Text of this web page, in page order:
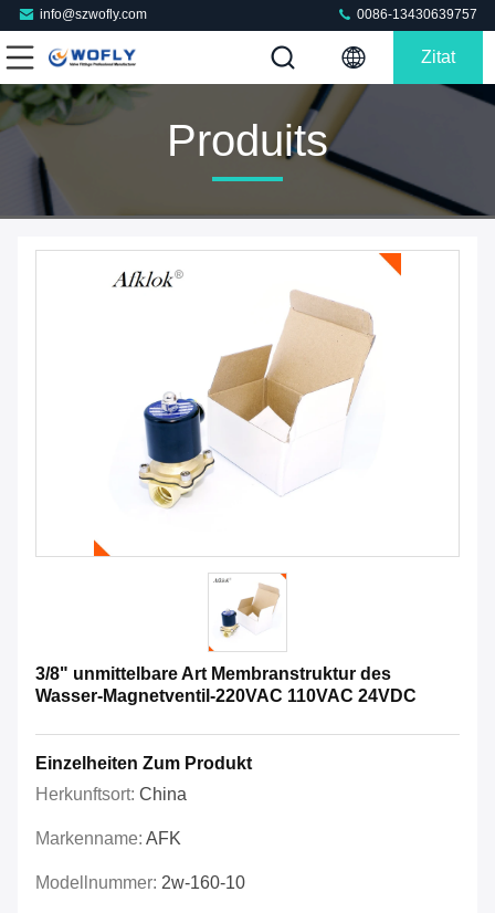
info@szwofly.com 0086-13430639757
Zitat
Produits
3/8" unmittelbare Art Membranstruktur des
Wasser-Magnetventil-220VAC 110VAC 24VDC
Einzelheiten Zum Produkt
Herkunftsort: China
Markenname: AFK
Modellnummer: 2w-160-10